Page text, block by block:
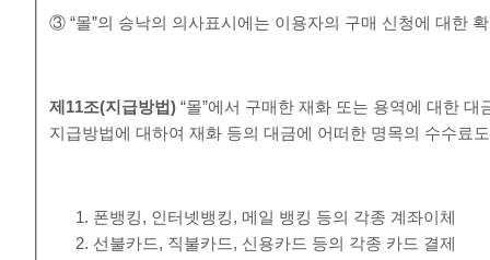
③ “몰”의 승낙의 의사표시에는 이용자의 구매 신청에 대한
제 11조(지급방법)“몰”에서 구매한 재화 또는 용역에 대한
지급방법에 대하여 재화 등의 대금에 어떠한 명목의 수수료
폰뱅킹, 인터넷뱅킹, 메일 뱅킹 등의 각종 계좌이체
선불카드, 직불카드, 신용카드 등의 각종 카드 결제